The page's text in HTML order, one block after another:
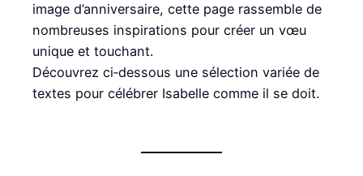
image d’anniversaire, cette page rassemble de
nombreuses inspirations pour créer un vœu
unique et touchant.
Découvrez ci‑dessous une sélection variée de
textes pour célébrer Isabelle comme il se doit.